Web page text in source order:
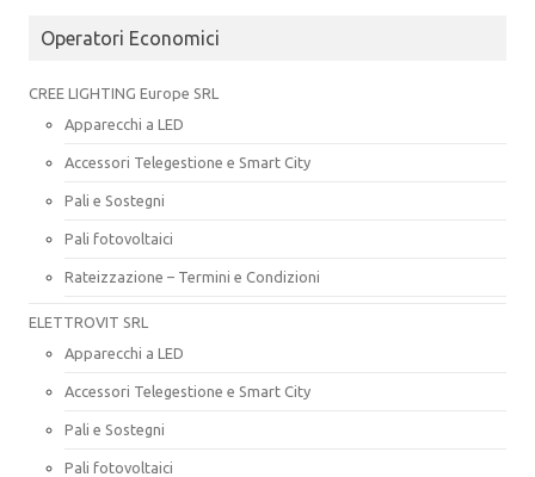
Operatori Economici
CREE LIGHTING Europe SRL
Apparecchi a LED
Accessori Telegestione e Smart City
Pali e Sostegni
Pali fotovoltaici
Rateizzazione – Termini e Condizioni
ELETTROVIT SRL
Apparecchi a LED
Accessori Telegestione e Smart City
Pali e Sostegni
Pali fotovoltaici